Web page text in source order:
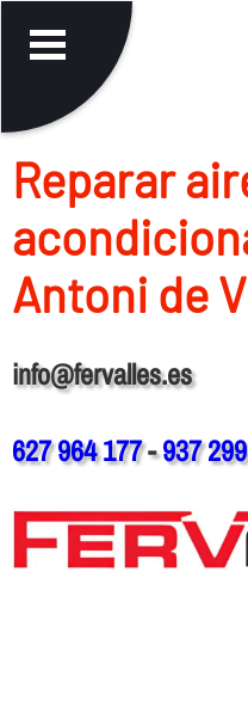
Reparar
Antoni de
info@fervalles.es
627 964 177-937